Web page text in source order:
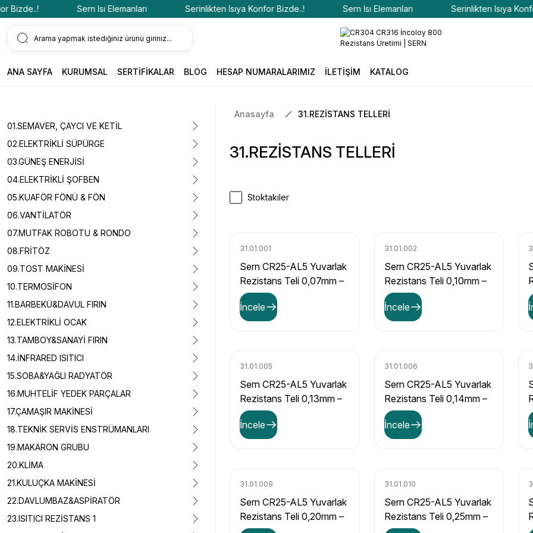
Sern Isı Elemanları Serinlikten Isıya Konfor Bizde..! Sern Isı Elemanları Serinlikten Isıya Konfor
ANA SAYFA KURUMSAL SERTİFİKALAR BLOG HESAP NUMARALARIMIZ İLETİŞİM KATALOG
01.SEMAVER, ÇAYCI VE KETİL
02.ELEKTRİKLİ SÜPÜRGE
03.GÜNEŞ ENERJİSİ
04.ELEKTRİKLİ ŞOFBEN
05.KUAFÖR FÖNÜ & FÖN
06.VANTİLATÖR
07.MUTFAK ROBOTU & RONDO
08.FRİTÖZ
09.TOST MAKİNESİ
10.TERMOSİFON
11.BARBEKÜ&DAVUL FIRIN
12.ELEKTRİKLİ OCAK
13.TAMBOY&SANAYİ FIRIN
14.İNFRARED ISITICI
15.SOBA&YAĞLI RADYATÖR
16.MUHTELİF YEDEK PARÇALAR
17.ÇAMAŞIR MAKİNESİ
18.TEKNİK SERVİS ENSTRÜMANLARI
19.MAKARON GRUBU
20.KLİMA
21.KULUÇKA MAKİNESİ
22.DAVLUMBAZ&ASPİRATÖR
23.ISITICI REZİSTANS 1
Anasayfa 31.REZİSTANS TELLERİ
31.REZİSTANS TELLERİ
Stoktakiler
31.01.001
Sern CR25-AL5 Yuvarlak
Rezistans Teli 0,07mm –
374,1 Ω/m Direnç Değerli
İncele
31.01.002
Sern CR25-AL5 Yuvarlak
Rezistans Teli 0,10mm –
180,60 Ω/m Direnç
Değerli
İncele
31.01.005
Sern CR25-AL5 Yuvarlak
Rezistans Teli 0,13mm –
108,4 Ω/m Direnç Değerli
İncele
31.01.006
Sern CR25-AL5 Yuvarlak
Rezistans Teli 0,14mm –
93,54 Ω/m Direnç
Değerli
İncele
31.01.009
Sern CR25-AL5 Yuvarlak
Rezistans Teli 0,20mm –
44,95 Ω/m Direnç
31.01.010
Sern CR25-AL5 Yuvarlak
Rezistans Teli 0,25mm –
28,90 Ω/m Direnç Değerli